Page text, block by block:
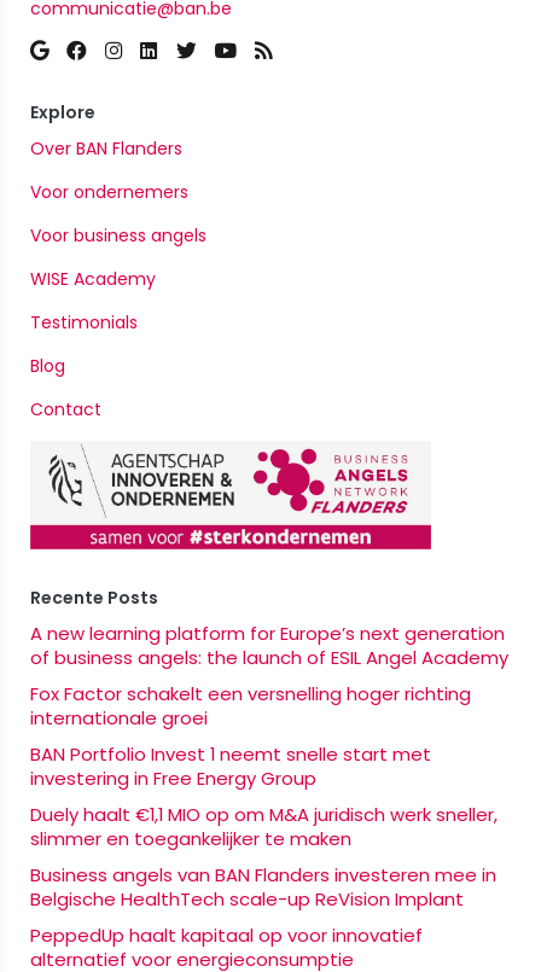
communicatie@ban.be
Explore
Over BAN Flanders
Voor ondernemers
Voor business angels
WISE Academy
Testimonials
Blog
Contact
Recente Posts
A new learning platform for Europe’s next generation
of business angels: the launch of ESIL Angel Academy
Fox Factor schakelt een versnelling hoger richting
internationale groei
BAN Portfolio Invest 1 neemt snelle start met
investering in Free Energy Group
Duely haalt €1,1 MIO op om M&A juridisch werk sneller,
slimmer en toegankelijker te maken
Business angels van BAN Flanders investeren mee in
Belgische HealthTech scale-up ReVision Implant
PeppedUp haalt kapitaal op voor innovatief
alternatief voor energieconsumptie